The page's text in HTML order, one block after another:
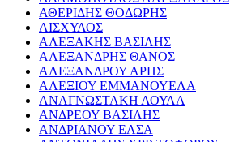
ΑΘΕΡΙΔΗΣ ΘΟΔΩΡΗΣ
ΑΙΣΧΥΛΟΣ
ΑΛΕΞΑΚΗΣ ΒΑΣΙΛΗΣ
ΑΛΕΞΑΝΔΡΗΣ ΘΑΝΟΣ
ΑΛΕΞΑΝΔΡΟΥ ΑΡΗΣ
ΑΛΕΞΙΟΥ ΕΜΜΑΝΟΥΕΛΑ
ΑΝΑΓΝΩΣΤΑΚΗ ΛΟΥΛΑ
ΑΝΔΡΕΟΥ ΒΑΣΙΛΗΣ
ΑΝΔΡΙΑΝΟΥ ΕΛΣΑ